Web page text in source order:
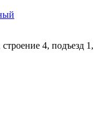
4, подъезд 1,